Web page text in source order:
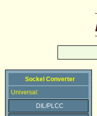
Sockel Converter
Universal:
DIL/PLCC